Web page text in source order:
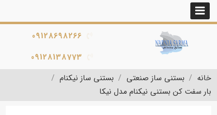
09128698266
09128138773
خانه
بستنی ساز صنعتی
بستنی ساز نیکنام
بار سفت کن بستنی نیکنام مدل نیکا